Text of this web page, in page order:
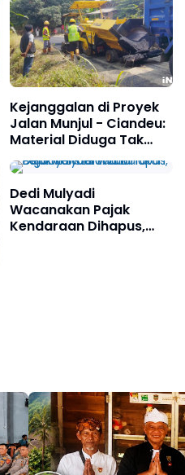
Kejanggalan di Proyek
Jalan Munjul - Ciandeu:
Material Diduga Tak
Sesuai Spesifikasi
Dedi Mulyadi
Wacanakan Pajak
Kendaraan Dihapus,